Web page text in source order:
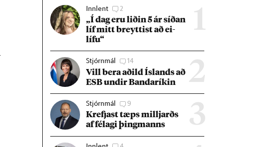
1
Innlent 2
„Í dag eru lið­in 5 ár síð­an
líf mitt breytt­ist að ei­
lífu“
2
Stjórnmál 14
Vill bera að­ild Ís­lands að
ESB und­ir Banda­rík­in
3
Stjórnmál 9
Krefjast tæps millj­arðs
af fé­lagi þing­manns